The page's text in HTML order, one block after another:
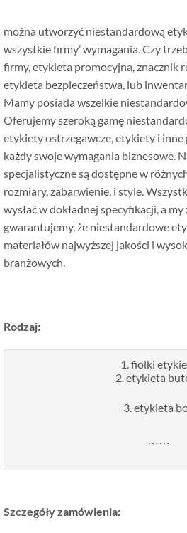
można utworzyć niestandardową
wszystkie firmy’ wymagania. Czy
firmy, etykieta promocyjna, znacznik
etykieta bezpieczeństwa, lub
Mamy posiada wszelkie
Oferujemy szeroką gamę
etykiety ostrzegawcze, etykiety i inne
każdy swoje wymagania biznesowe.
specjalistyczne są dostępne w
rozmiary, zabarwienie, i style.
wysłać w dokładnej specyfikacji, a
gwarantujemy, że niestandardowe
materiałów najwyższej jakości i
branżowych.
Rodzaj:
1. fiolki
2. etykieta
3. etykieta
……
Szczegóły zamówienia: